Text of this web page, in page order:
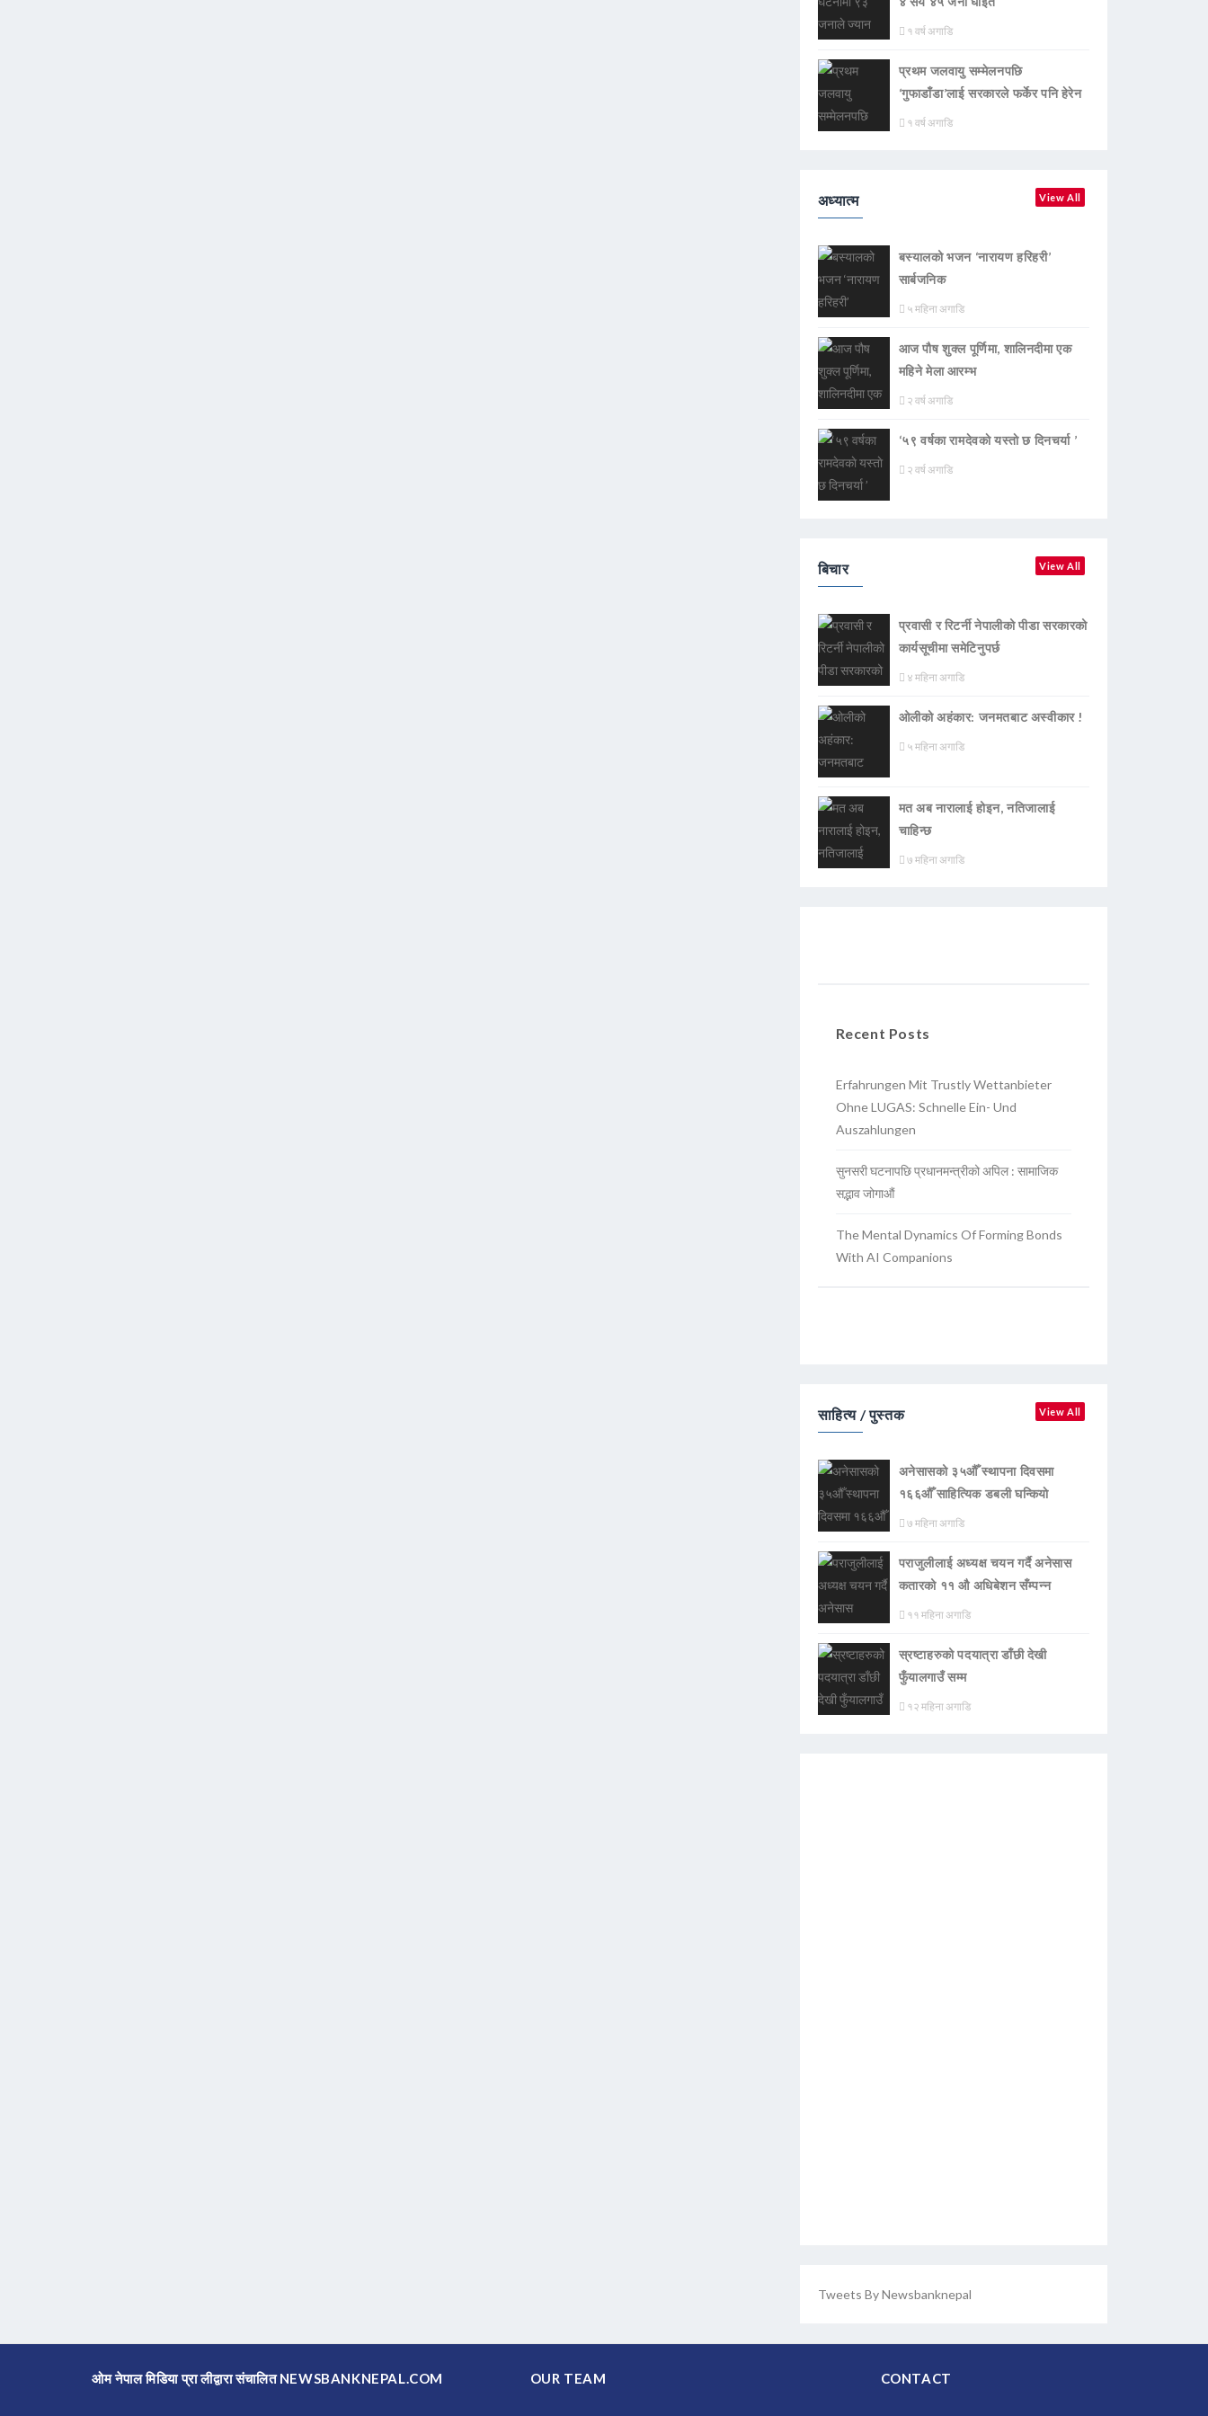
१ वर्ष अगाडि
प्रथम जलवायु सम्मेलनपछि
‘गुफाडाँडा’लाई सरकारले फर्केर पनि हेरेन
१ वर्ष अगाडि
अध्यात्म View All
बस्यालको भजन ‘नारायण हरिहरी’
सार्बजनिक
५ महिना अगाडि
आज पौष शुक्ल पूर्णिमा, शालिनदीमा एक
महिने मेला आरम्भ
२ वर्ष अगाडि
‘५९ वर्षका रामदेवकाे यस्ताे छ दिनचर्या ’
२ वर्ष अगाडि
बिचार View All
प्रवासी र रिटर्नी नेपालीको पीडा सरकारको
कार्यसूचीमा समेटिनुपर्छ
४ महिना अगाडि
ओलीको अहंकार: जनमतबाट अस्वीकार !
५ महिना अगाडि
मत अब नारालाई होइन, नतिजालाई
चाहिन्छ
७ महिना अगाडि
Recent Posts
Erfahrungen Mit Trustly Wettanbieter
Ohne LUGAS: Schnelle Ein- Und
Auszahlungen
सुनसरी घटनापछि प्रधानमन्त्रीको अपिल : सामाजिक
सद्भाव जोगाऔं
The Mental Dynamics Of Forming Bonds
With AI Companions
साहित्य / पुस्तक View All
अनेसासको ३५औँ स्थापना दिवसमा
१६६औँ साहित्यिक डबली घन्कियाे
७ महिना अगाडि
पराजुलीलाई अध्यक्ष चयन गर्दै अनेसास
कतारको ११ औ अधिबेशन सँम्पन्न
११ महिना अगाडि
स्रष्टाहरुको पदयात्रा डाँछी देखी
फुँयालगाउँ सम्म
१२ महिना अगाडि
Tweets By Newsbanknepal
ओम नेपाल मिडिया प्रा लीद्वारा संचालित NEWSBANKNEPAL.COM OUR TEAM CONTACT